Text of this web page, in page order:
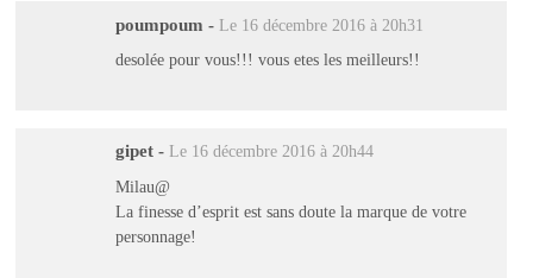
poumpoum - Le 16 décembre 2016 à 20h31
desolée pour vous!!! vous etes les meilleurs!!
gipet - Le 16 décembre 2016 à 20h44
Milau@
La finesse d’esprit est sans doute la marque de votre
personnage!